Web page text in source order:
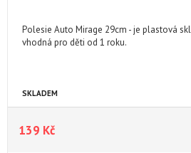
Polesie Auto Mirage 29cm - je plastová
vhodná pro děti od 1 roku.
SKLADEM
139 Kč